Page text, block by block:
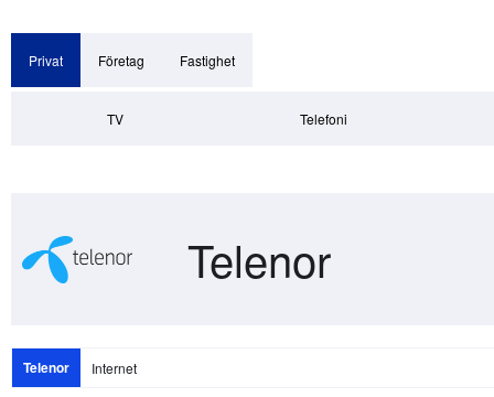
Privat Företag Fastighet
TV Telefoni
Telenor
Telenor Internet